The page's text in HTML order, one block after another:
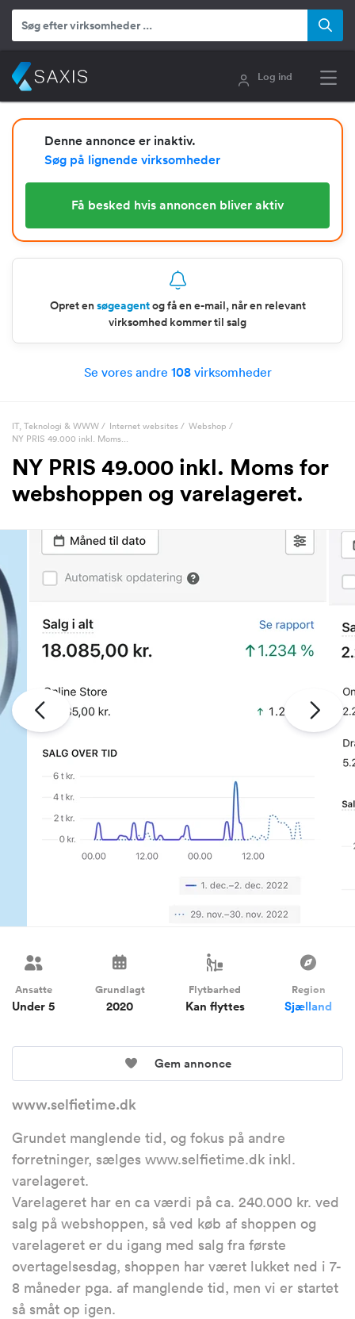
Log ind
Denne annonce er inaktiv.
Søg på lignende virksomheder
Få besked hvis annoncen bliver aktiv
Opret en søgeagentog få en e-mail, når en relevant
virksomhed kommer til salg
Se vores andre 108virksomheder
IT, Teknologi & WWW/ Internet websites/ Webshop /
NY PRIS 49.000 inkl. Moms...
NY PRIS 49.000 inkl. Moms for
webshoppen og varelageret.
Ansatte
Under 5
Grundlagt
2020
Flytbarhed
Kan flyttes
Region
Sjælland
Gem annonce
www.selfietime.dk
Grundet manglende tid, og fokus på andre
forretninger, sælges www.selfietime.dk inkl.
varelageret.
Varelageret har en ca værdi på ca. 240.000 kr. ved
salg på webshoppen, så ved køb af shoppen og
varelageret er du igang med salg fra første
overtagelsesdag, shoppen har været lukket ned i 7-
8 måneder pga. af manglende tid, men vi er startet
så småt op igen.